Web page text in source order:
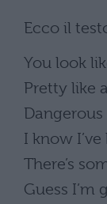
Ecco il
You look
Pretty like
I know
There’s
Guess I’m